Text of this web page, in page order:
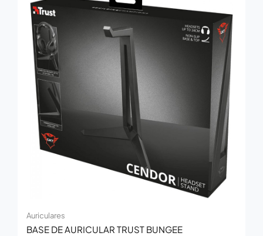
Auriculares
BASE DE AURICULAR TRUST BUNGEE